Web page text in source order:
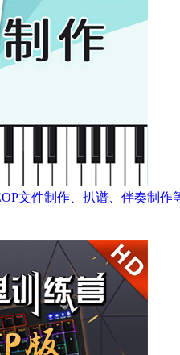
文件制作、扒谱、伴奏制作